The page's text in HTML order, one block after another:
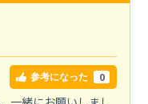
参考になった 0